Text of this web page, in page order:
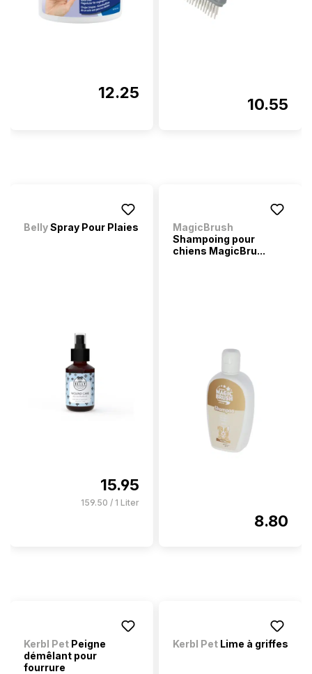
12.25
10.55
BellySpray Pour Plaies
15.95
159.50 / 1 Liter
MagicBrush
Shampoing pour
chiens MagicBru...
8.80
Kerbl Pet Peigne
démêlant pour
fourrure
Kerbl Pet Lime à griffes